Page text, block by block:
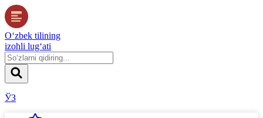
O‘zbek tilining
izohli lug‘ati
ЎЗ